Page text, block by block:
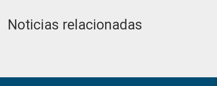
Noticias relacionadas